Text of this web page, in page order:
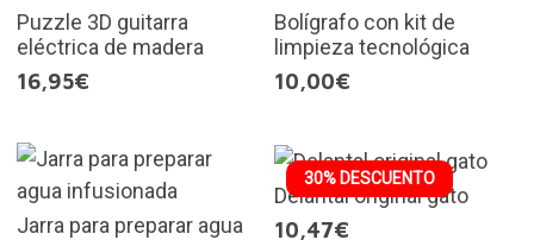
Puzzle 3D guitarra
eléctrica de madera
16,95€
Bolígrafo con kit de
limpieza tecnológica
10,00€
Jarra para preparar agua
30% DESCUENTO
Delantal original gato
10,47€